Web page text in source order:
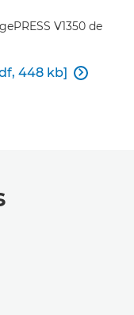
V1350 de
448 kb] 